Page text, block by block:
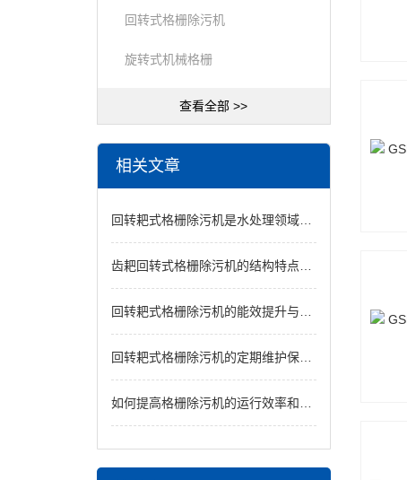
回转式格栅除污机
旋转式机械格栅
查看全部 >>
相关文章
回转耙式格栅除污机是水处理领域的得力助手
齿耙回转式格栅除污机的结构特点与维护保养说明
回转耙式格栅除污机的能效提升与节能设计
回转耙式格栅除污机的定期维护保养方法分享
如何提高格栅除污机的运行效率和可靠性